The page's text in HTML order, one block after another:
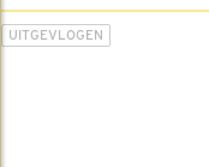
UITGEVLOGEN